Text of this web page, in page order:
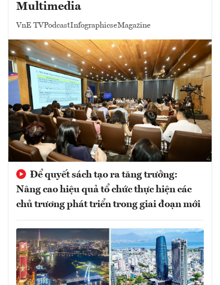
Multimedia
VnE TVPodcastInfographicseMagazine
Để quyết sách tạo ra tăng trưởng:
Nâng cao hiệu quả tổ chức thực hiện các
chủ trương phát triển trong giai đoạn mới